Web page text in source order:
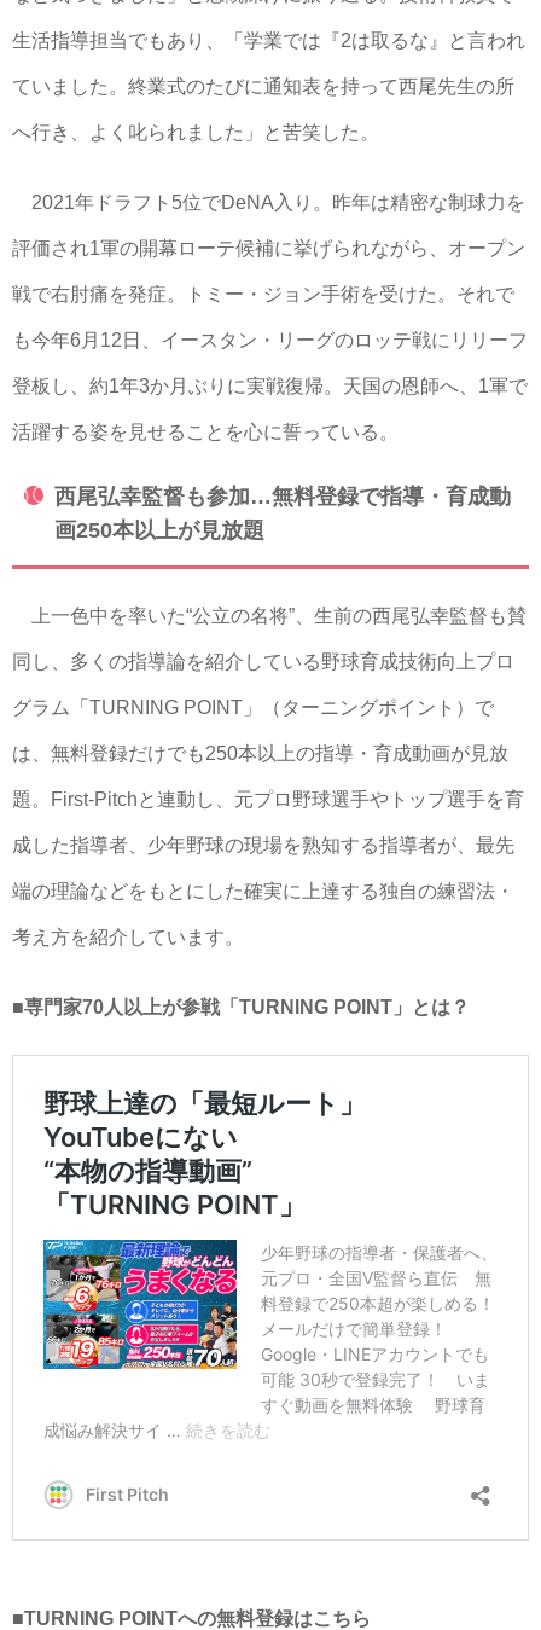
生活指導担当でもあり、「学業では『2は取るな』と言われ
ていました。終業式のたびに通知表を持って西尾先生の所
へ行き、よく叱られました」と苦笑した。
2021年ドラフト5位でDeNA入り。昨年は精密な制球力を
評価され1軍の開幕ローテ候補に挙げられながら、オープン
戦で右肘痛を発症。トミー・ジョン手術を受けた。それで
も今年6月12日、イースタン・リーグのロッテ戦にリリーフ
登板し、約1年3か月ぶりに実戦復帰。天国の恩師へ、1軍で
活躍する姿を見せることを心に誓っている。
西尾弘幸監督も参加…無料登録で指導・育成動
画250本以上が見放題
上一色中を率いた“公立の名将”、生前の西尾弘幸監督も賛
同し、多くの指導論を紹介している野球育成技術向上プロ
グラム「TURNING POINT」（ターニングポイント）で
は、無料登録だけでも250本以上の指導・育成動画が見放
題。First-Pitchと連動し、元プロ野球選手やトップ選手を育
成した指導者、少年野球の現場を熟知する指導者が、最先
端の理論などをもとにした確実に上達する独自の練習法・
考え方を紹介しています。
■専門家70人以上が参戦「TURNING POINT」とは？
■TURNING POINTへの無料登録はこちら